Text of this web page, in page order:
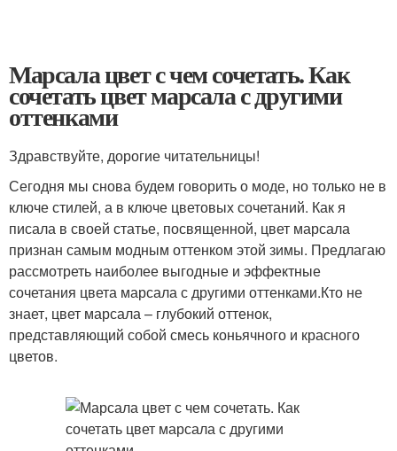
Марсала цвет с чем сочетать. Как
сочетать цвет марсала с другими
оттенками
Здравствуйте, дорогие читательницы!
Сегодня мы снова будем говорить о моде, но только не в
ключе стилей, а в ключе цветовых сочетаний. Как я
писала в своей статье, посвященной, цвет марсала
признан самым модным оттенком этой зимы. Предлагаю
рассмотреть наиболее выгодные и эффектные
сочетания цвета марсала с другими оттенками.Кто не
знает, цвет марсала – глубокий оттенок,
представляющий собой смесь коньячного и красного
цветов.